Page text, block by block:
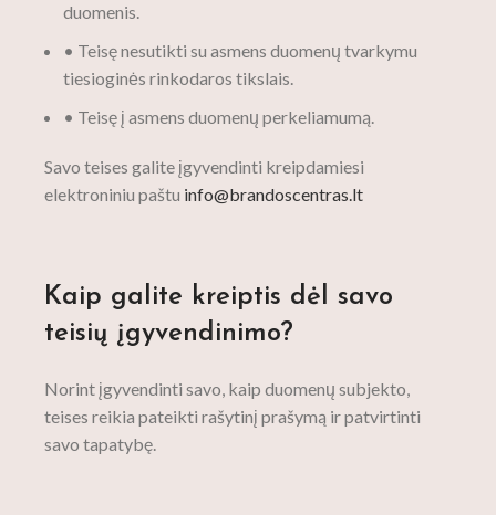
duomenis.
• Teisę nesutikti su asmens duomenų tvarkymu
tiesioginės rinkodaros tikslais.
• Teisę į asmens duomenų perkeliamumą.
Savo teises galite įgyvendinti kreipdamiesi
elektroniniu paštu info@brandoscentras.lt
Kaip galite kreiptis dėl savo
teisių įgyvendinimo?
Norint įgyvendinti savo, kaip duomenų subjekto,
teises reikia pateikti rašytinį prašymą ir patvirtinti
savo tapatybę.